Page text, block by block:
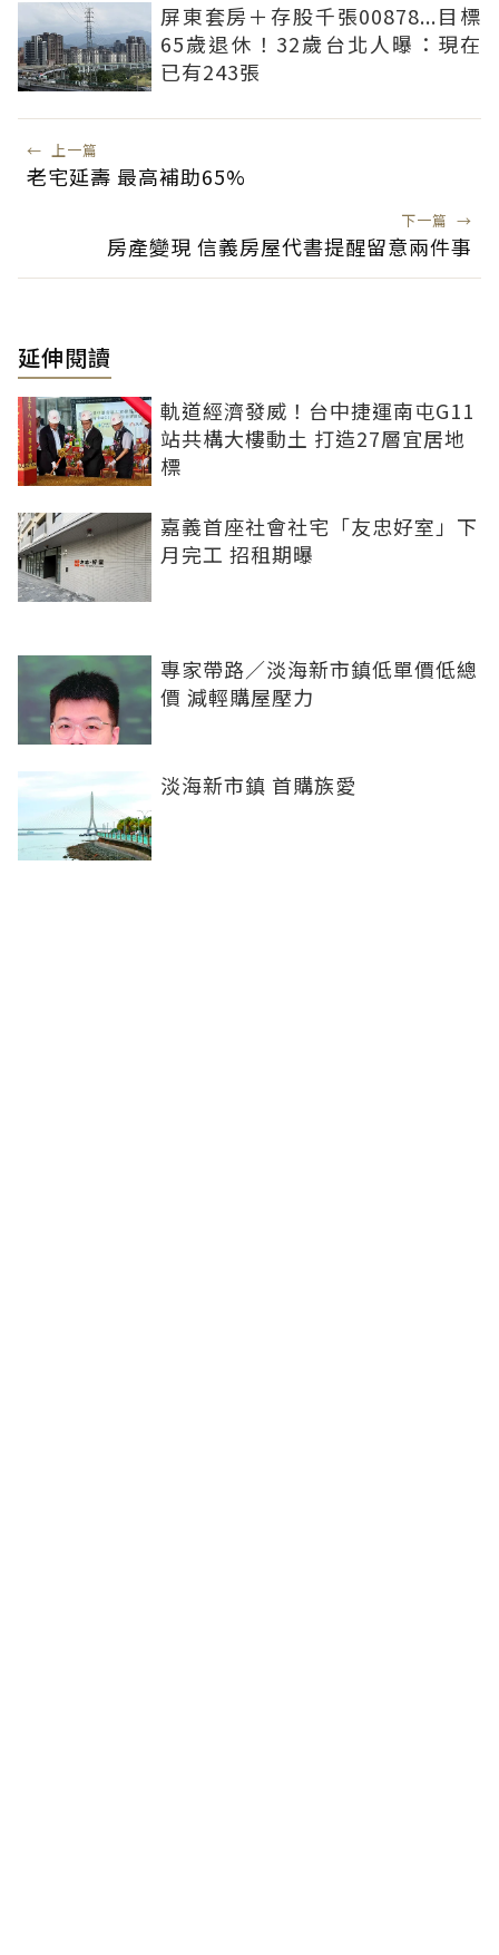
屏東套房＋存股千張00878...目標
65歲退休！32歲台北人曝：現在
已有243張
← 上一篇
老宅延壽 最高補助65%
下一篇 →
房產變現 信義房屋代書提醒留意兩件事
延伸閱讀
軌道經濟發威！台中捷運南屯G11
站共構大樓動土 打造27層宜居地
標
嘉義首座社會社宅「友忠好室」下
月完工 招租期曝
專家帶路／淡海新市鎮低單價低總
價 減輕購屋壓力
淡海新市鎮 首購族愛